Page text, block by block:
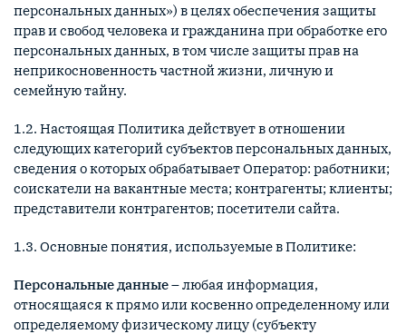
персональных данных») в целях обеспечения защиты
прав и свобод человека и гражданина при обработке его
персональных данных, в том числе защиты прав на
неприкосновенность частной жизни, личную и
семейную тайну.
1.2. Настоящая Политика действует в отношении
следующих категорий субъектов персональных данных,
сведения о которых обрабатывает Оператор: работники;
соискатели на вакантные места; контрагенты; клиенты;
представители контрагентов; посетители сайта.
1.3. Основные понятия, используемые в Политике:
Персональные данные– любая информация,
относящаяся к прямо или косвенно определенному или
определяемому физическому лицу (субъекту